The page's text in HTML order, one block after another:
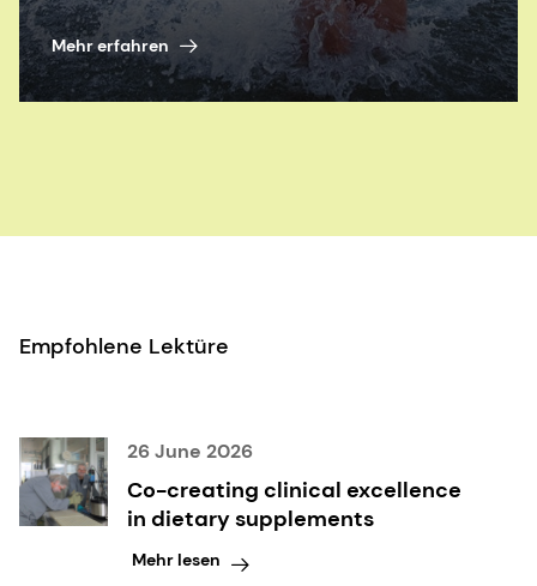
Mehr erfahren
Empfohlene Lektüre
26 June 2026
Co-creating clinical excellence
in dietary supplements
Mehr lesen